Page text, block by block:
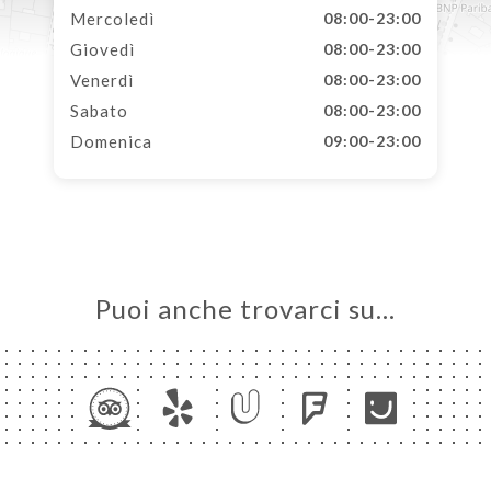
Mercoledì 08:00-23:00
Giovedì 08:00-23:00
Venerdì 08:00-23:00
Sabato 08:00-23:00
Domenica 09:00-23:00
Puoi anche trovarci su…